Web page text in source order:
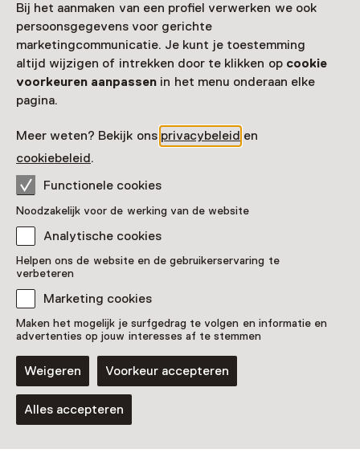
Bij het aanmaken van een profiel verwerken we ook
persoonsgegevens voor gerichte
marketingcommunicatie. Je kunt je toestemming
altijd wijzigen of intrekken door te klikken op cookie
voorkeuren aanpassen in het menu onderaan elke
pagina.
Meer weten? Bekijk ons privacybeleid en
cookiebeleid.
Functionele cookies
Noodzakelijk voor de werking van de website
Analytische cookies
Helpen ons de website en de gebruikerservaring te
verbeteren
Marketing cookies
Maken het mogelijk je surfgedrag te volgen en informatie en
advertenties op jouw interesses af te stemmen
Weigeren Voorkeur accepteren
Alles accepteren
Deze activiteit is afgelopen. Je kunt hier niet
meer aan deelnemen.
Bekijk alle actuele activiteiten op
Datum
Toon beschikbaarheid
Locatie
Museum BroekerVeiling
Museumweg 2
Route plannenOpent in een nieuw tabblad
0226 - 31 38 07
Vandaag open tot 17:00 uur
Meer openingstijden
Zien & doen in Museum